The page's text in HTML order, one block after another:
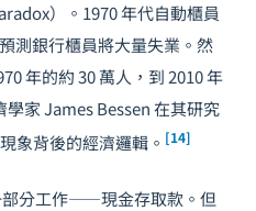
）。1970 年代自動櫃員
測銀行櫃員將大量失業。然
年的約 30 萬人，到 2010 年
家 James Bessen 在其研究
象背後的經濟邏輯。 [14]
部分工作——現金存取款。但